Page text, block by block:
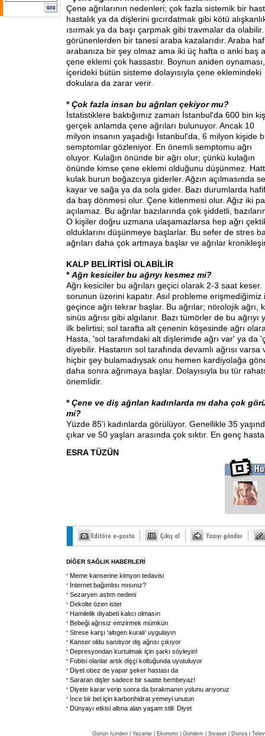
Çene ağrılarının nedenleri; çok fazla sistemik bir
hastalık ya da dişlerini gıcırdatmak gibi kötü
ısırmak ya da başı çarpmak gibi travmalar da olabilir.
görünenlerden bir tanesi araba kazalarıdır. Araba
arabanıza bir şey olmaz ama iki üç hafta o anki baş
çene eklemi çok hassastır. Boynun aniden oynaması,
içerideki bütün sisteme dolayısıyla çene eklemindeki
dokulara da zarar verir.
*Çok fazla insan bu ağrıları çekiyor mu?
İstatistiklere baktığımız zaman İstanbul'da 600 bin
gerçek anlamda çene ağrıları bulunuyor. Ancak 10
milyon insanın yaşadığı İstanbul'da, 6 milyon kişide
semptomlar gözleniyor. En önemli semptomu ağrı
oluyor. Kulağın önünde bir ağrı olur; çünkü kulağın
önünde kimse çene eklemi olduğunu düşünmez.
kulak burun boğazcıya giderler. Ağzın açılmasında
kayar ve sağa ya da sola gider. Bazı durumlarda
da baş dönmesi olur. Çene kitlenmesi olur. Ağız iki
açılamaz. Bu ağrılar bazılarında çok şiddetli,
O kişiler doğru uzmana ulaşamazlarsa hep ağrı
olduklarını düşünmeye başlarlar. Bu sefer de stres
ağrıları daha çok artmaya başlar ve ağrılar
KALP BELİRTİSİ OLABİLİR
*Ağrı kesiciler bu ağrıyı kesmez mi?
Ağrı kesiciler bu ağrıları geçici olarak 2-3 saat keser.
sorunun üzerini kapatır. Asıl probleme erişmediğimiz
geçince ağrı tekrar başlar. Bu ağrılar; nörolojik ağrı,
sinüs ağrısı gibi algılanır. Bazı tümörler de bu
ilk belirtisi; sol tarafta alt çenenin köşesinde ağrı
Hasta, 'sol tarafımdaki alt dişlerimde ağrı var' ya da
diyebilir. Hastanın sol tarafında devamlı ağrısı
hiçbir şey bulamadıysak onu hemen kardiyolağa
daha sonra ağrımaya başlar. Dolayısıyla bu tür
önemlidir.
*Çene ve diş ağrıları kadınlarda mı daha çok
mi?
Yüzde 85'i kadınlarda görülüyor. Genellikle 35
çıkar ve 50 yaşları arasında çok sıktır. En genç
ESRA TÜZÜN
DİĞER SAĞLIK HABERLERİ
Meme kanserine kimyon tedavisi
İnternet bağımlısı mısınız?
Sezaryen astım nedeni
Dekolte özen ister
Hamilelik diyabeti kalıcı olmasın
Bebeği ağrısız emzirmek mümkün
Strese karşı 'altıgen kuralı' uygulayın
Kanser oldu sanılıyor diş ağrısı çıkıyor
Depresyondan kurtulmak için şarkı söyleyin!
Fobisi olanlar artık dişçi koltuğunda uyutuluyor
Diyet obez de yapar şeker hastası da
Sararan dişler sadece bir saatte bembeyaz!
Diyete karar verip sonra da bırakmanın yolunu arıyoruz
İnce bir bel için karbonhidrat yemeyi unutun
Dünyayı etkisi altına alan yaşam stili: Diyet
Günün İçinden Yazarlar Ekonomi Gündem Siyaset Dünya |